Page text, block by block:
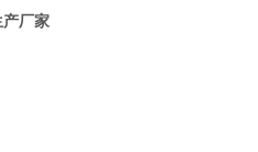
厂家